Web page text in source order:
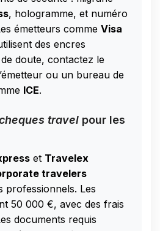
, hologramme, et numéro
émetteurs comme Visa
des encres
doute, contactez le
ou un bureau de
ICE.
travel pour les
et Travelex
travelers
professionnels. Les
50 000 €, avec des frais
documents requis